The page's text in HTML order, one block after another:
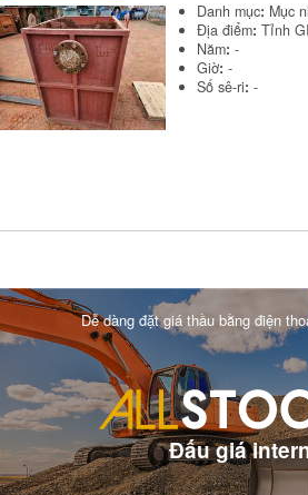
Danh mục: Mục
Địa điểm:Tỉnh
Năm:-
Giờ:-
Số sê-ri:-
Dễ dàng đặt giá thầu bằng điện
Đấu giá